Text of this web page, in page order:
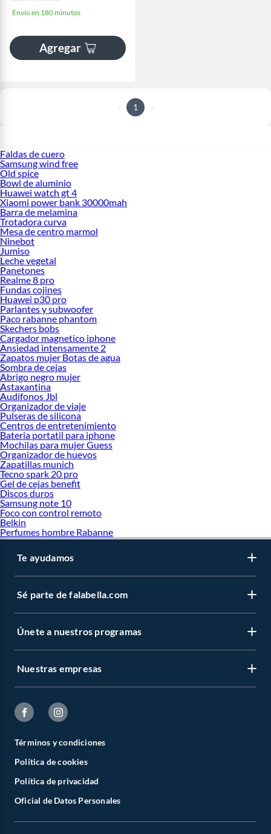
Envío en 180 minutos
Agregar
1
Faldas de cuero
Samsung wind free
Old spice
Bowl de aluminio
Huawei watch gt 4
Xiaomi power bank 30000mah
Barra de melamina
Trotadora curva
Mesa de centro marmol
Ninebot
Jumiso
Leche vegetal
Panetones
Realme 8 pro
Fundas cojines
Huawei p30 pro
Parlantes y subwoofer
Paco rabanne phantom
Skechers bobs
Cargador magnetico iphone
Ansiedad intensamente 2
Zapatos mujer Botas de agua
Sombra de cejas
Abrigo negro mujer
Astaxantina
Audifonos Jbl
Organizador de viaje
Pulseras de silicona
Centros de entretenimiento
Bateria portatil para iphone
Mochilas para mujer Guess
Organizador de huevos
Zapatillas munich
Tecno spark 20 pro
Gel de cejas benefit
Discos duros
Samsung note 10
Foco con control remoto
Belkin
Perfumes hombre Rabanne
Te ayudamos
Sé parte de falabella.com
Únete a nuestros programas
Nuestras empresas
Términos y condiciones
Política de cookies
Política de privacidad
Oficial de Datos Personales